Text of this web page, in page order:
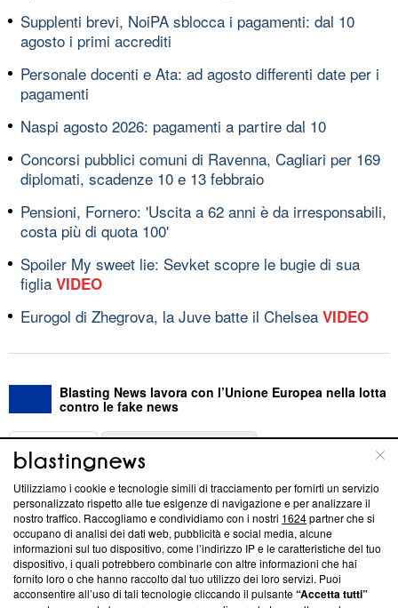
Supplenti brevi, NoiPA sblocca i pagamenti: dal 10
agosto i primi accrediti
Personale docenti e Ata: ad agosto differenti date per i
pagamenti
Naspi agosto 2026: pagamenti a partire dal 10
Concorsi pubblici comuni di Ravenna, Cagliari per 169
diplomati, scadenze 10 e 13 febbraio
Pensioni, Fornero: 'Uscita a 62 anni è da irresponsabili,
costa più di quota 100'
Spoiler My sweet lie: Sevket scopre le bugie di sua
figlia VIDEO
Eurogol di Zhegrova, la Juve batte il Chelsea VIDEO
Blasting News lavora con l’Unione Europea nella lotta
contro le fake news
ABOUT
Questa sezione offre informazioni trasparenti su Blasting
News, sui nostri processi editoriali e su come ci impegniamo a
creare news di qualità. Inoltre, afferma la nostra aderenza a
‘Trust Project - News with Integrity’Blasting News non è
ancora membro del programma, ma ha richiesto di farne
parte; Trust Project non ha ancora effettuato una verifica di
Utilizziamo i cookie e tecnologie simili di tracciamento per fornirti un servizio
personalizzato rispetto alle tue esigenze di navigazione e per analizzare il
nostro traffico. Raccogliamo e condividiamo con i nostri 1624partner che si
occupano di analisi dei dati web, pubblicità e social media, alcune
informazioni sul tuo dispositivo, come l’indirizzo IP e le caratteristiche del tuo
dispositivo, i quali potrebbero combinarle con altre informazioni che hai
fornito loro o che hanno raccolto dal tuo utilizzo dei loro servizi. Puoi
acconsentire all’uso di tali tecnologie cliccando il pulsante“Accetta tutti”